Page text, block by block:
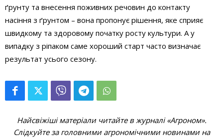
ґрунту та внесення поживних речовин до контакту
насіння з ґрунтом – вона пропонує рішення, яке сприяє
швидкому та здоровому початку росту культури. А у
випадку з ріпаком саме хороший старт часто визначає
результат усього сезону.
Найсвіжіші матеріали читайте в журналі «Агроном».
Слідкуйте за головними агрономічними новинами на